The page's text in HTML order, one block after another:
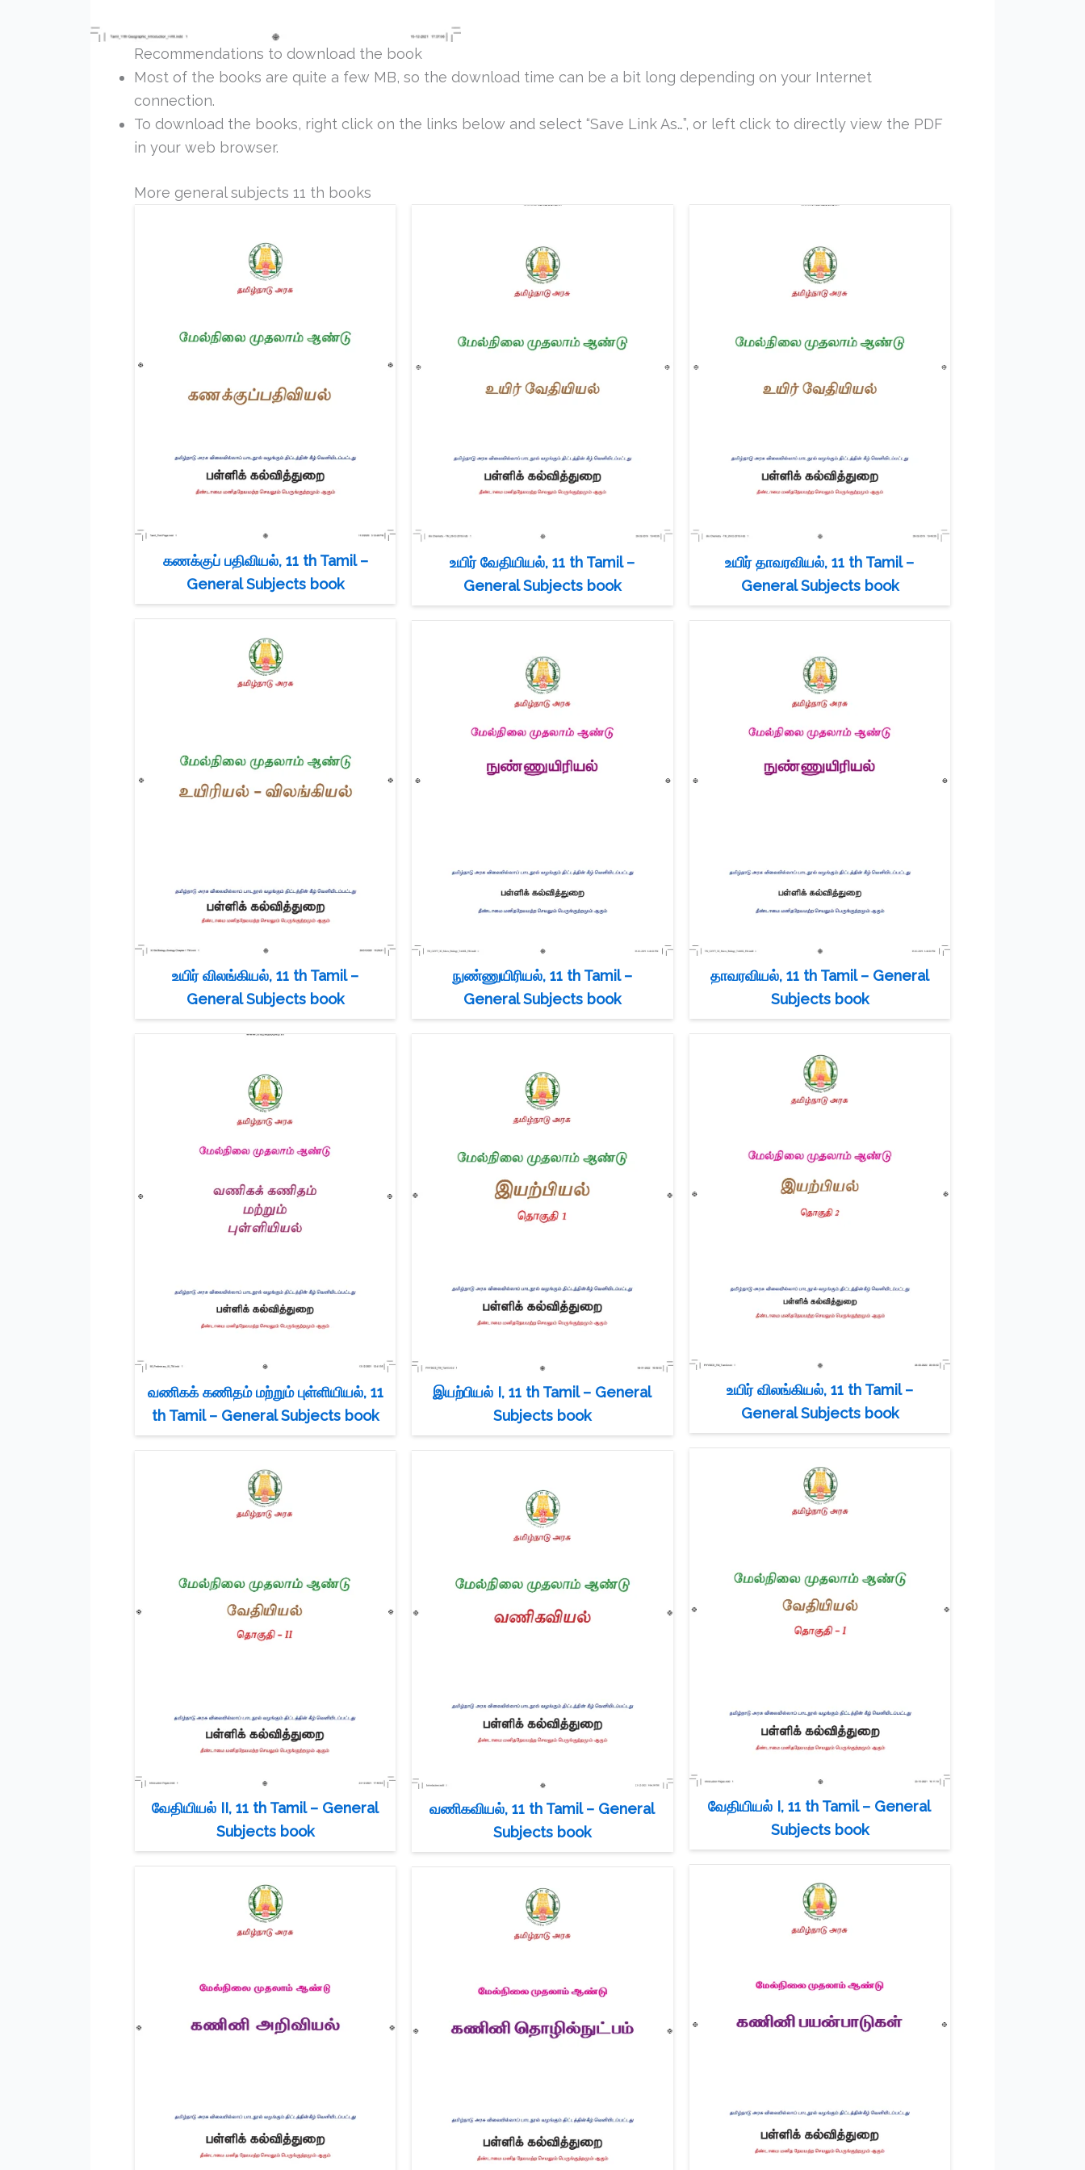
Recommendations to download the book
Most of the books are quite a few MB, so the download time can be a bit long depending on your Internet
connection.
To download the books, right click on the links below and select “Save Link As…”, or left click to directly view the PDF
in your web browser.
More general subjects 11 th books
கணக்குப் பதிவியல், 11 th Tamil –
General Subjects book
உயிர் வேதியியல், 11 th Tamil –
General Subjects book
உயிர் தாவரவியல், 11 th Tamil –
General Subjects book
உயிர் விலங்கியல், 11 th Tamil –
General Subjects book
நுண்ணுயிரியல், 11 th Tamil –
General Subjects book
தாவரவியல், 11 th Tamil – General
Subjects book
வணிகக் கணிதம் மற்றும் புள்ளியியல், 11
th Tamil – General Subjects book
இயற்பியல் I, 11 th Tamil – General
Subjects book
உயிர் விலங்கியல், 11 th Tamil –
General Subjects book
வேதியியல் I, 11 th Tamil – General
Subjects book
வேதியியல் II, 11 th Tamil – General
Subjects book
வணிகவியல், 11 th Tamil – General
Subjects book